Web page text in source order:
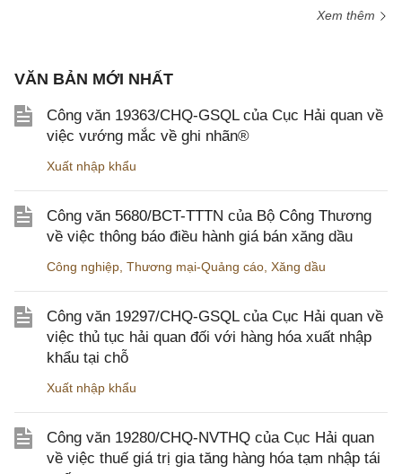
Xem thêm
VĂN BẢN MỚI NHẤT
Công văn 19363/CHQ-GSQL của Cục Hải quan về
việc vướng mắc về ghi nhãn®
Xuất nhập khẩu
Công văn 5680/BCT-TTTN của Bộ Công Thương
về việc thông báo điều hành giá bán xăng dầu
Công nghiệp Thương mại-Quảng cáo Xăng dầu
Công văn 19297/CHQ-GSQL của Cục Hải quan về
việc thủ tục hải quan đối với hàng hóa xuất nhập
khẩu tại chỗ
Xuất nhập khẩu
Công văn 19280/CHQ-NVTHQ của Cục Hải quan
về việc thuế giá trị gia tăng hàng hóa tạm nhập tái